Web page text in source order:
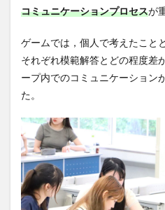
コミュニケーションプロセスが
ゲームでは，個人で考えたこと
それぞれ模範解答とどの程度差
ープ内でのコミュニケーション
た。